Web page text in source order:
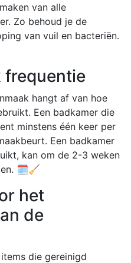
van alle
Zo behoud je de
van vuil en bacteriën.
frequentie
hangt af van hoe
Een badkamer die
minstens één keer per
Een badkamer
kan om de 2-3 weken
🗓️🧹
het
de
die gereinigd